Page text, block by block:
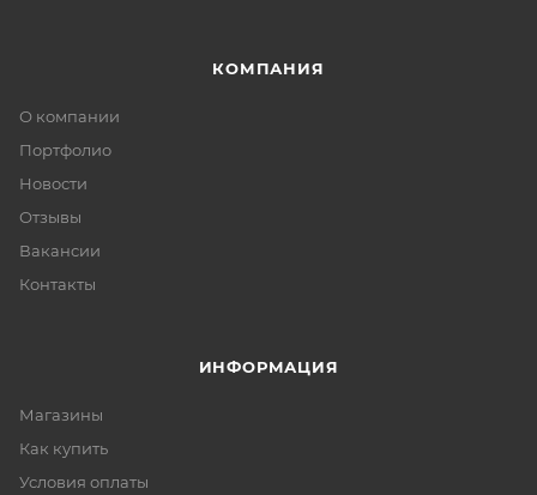
КОМПАНИЯ
О компании
Портфолио
Новости
Отзывы
Вакансии
Контакты
ИНФОРМАЦИЯ
Магазины
Как купить
Условия оплаты